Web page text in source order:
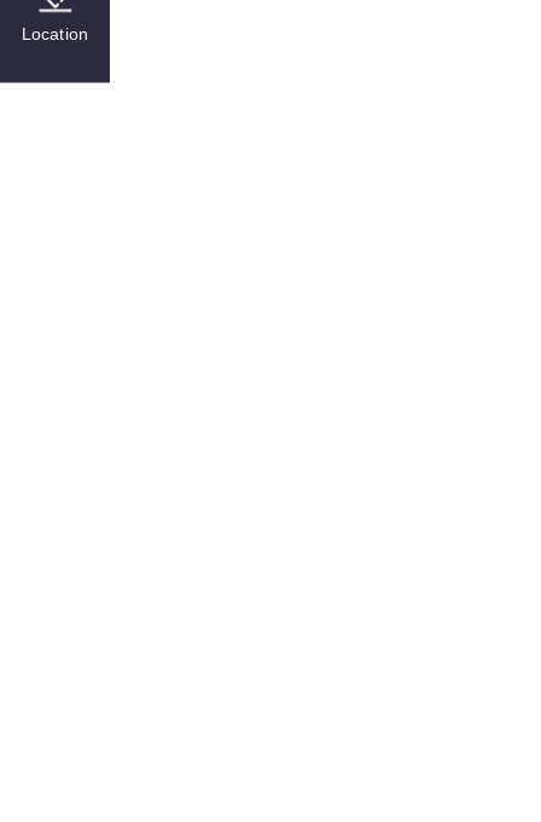
Location